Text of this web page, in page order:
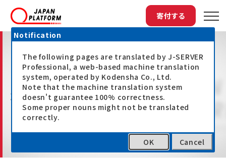
寄付する
最新情報
Notification
The following pages are translated by J-SERVER
Professional, a web-based machine translation
system, operated by Kodensha Co., Ltd.
Note that the machine translation system
doesn't guarantee 100% correctness.
Some proper nouns might not be translated
correctly.
OK Cancel